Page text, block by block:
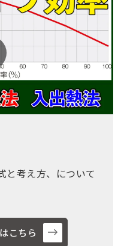
と考え方、について
こちら